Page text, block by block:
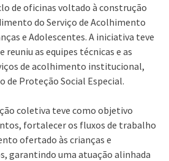
de oficinas voltado à construção
do Serviço de Acolhimento
e Adolescentes. A iniciativa teve
reuniu as equipes técnicas e as
de acolhimento institucional,
de Proteção Social Especial.
coletiva teve como objetivo
fortalecer os fluxos de trabalho
ofertado às crianças e
garantindo uma atuação alinhada